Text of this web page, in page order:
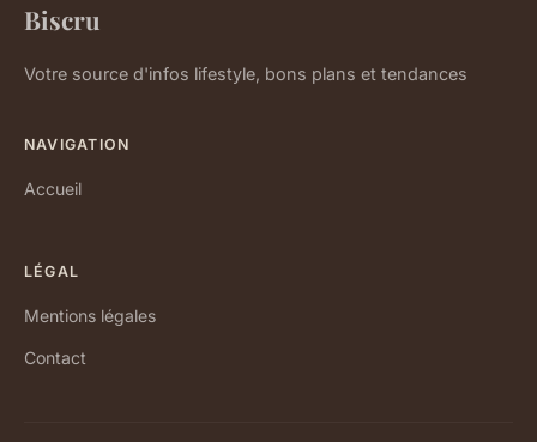
Biscru
Votre source d'infos lifestyle, bons plans et tendances
NAVIGATION
Accueil
LÉGAL
Mentions légales
Contact